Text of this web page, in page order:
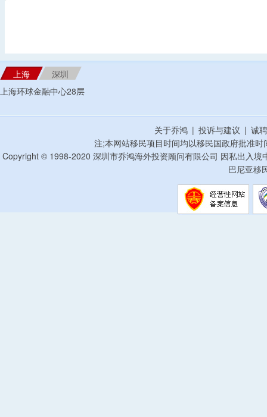
上海
深圳
上海环球金融中心28层
关于乔鸿 | 投诉与建议 | 诚
注;本网站移民项目时间均以移民国政府批准
Copyright © 1998-2020 深圳市乔鸿海外投资顾问有限公司 因私出入
巴尼亚移